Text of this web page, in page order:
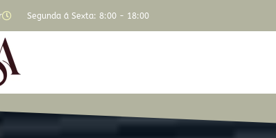
Segunda á Sexta: 8:00 - 18:00